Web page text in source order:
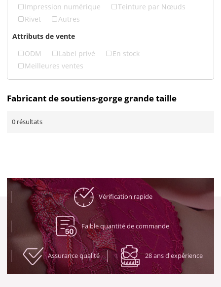
Impression numérique
Teinture par Nœuds
Rivet
Autres
Attributs de vente
ODM
Label privé
En stock
Meilleures ventes
Fabricant de soutiens-gorge grande taille
0 résultats
Vérification rapide
Faible quantité de commande
Assurance qualité 28 ans d'expérience